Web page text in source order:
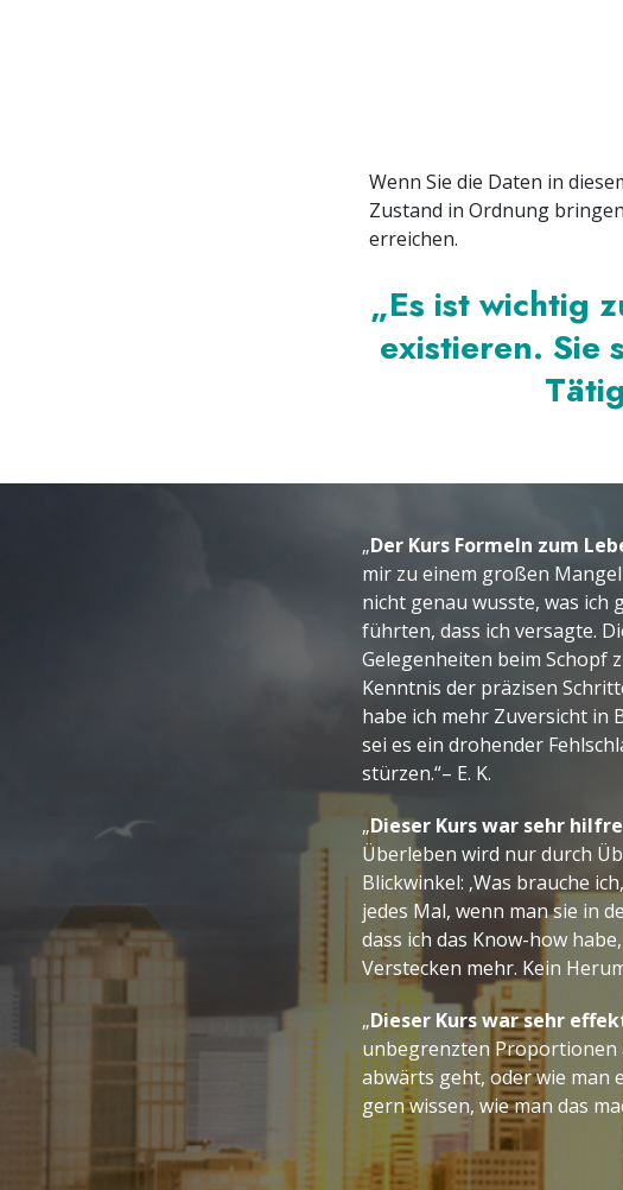
Wenn Sie die Daten in
Zustand in Ordnung
erreichen.
„Es ist wichtig
existieren. Sie
„Der Kurs Formeln zum
mir zu einem großen
nicht genau wusste, was ich
führten, dass ich versagte.
Gelegenheiten beim Schopf
Kenntnis der präzisen
habe ich mehr Zuversicht in
sei es ein drohender
stürzen.“– E. K.
„Dieser Kurs war sehr
Überleben wird nur durch
Blickwinkel: ‚Was brauche
jedes Mal, wenn man sie in
dass ich das Know-how
Verstecken mehr. Kein
„Dieser Kurs war sehr
unbegrenzten Proportionen
abwärts geht, oder wie man
gern wissen, wie man das